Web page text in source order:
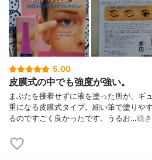
5.00
皮膜式の中でも強度が強い。
まぶたを接着せずに液を塗った所が、ギ
重になる皮膜式タイプ。細い筆で塗りや
るのですごく良かったです。うるお…続